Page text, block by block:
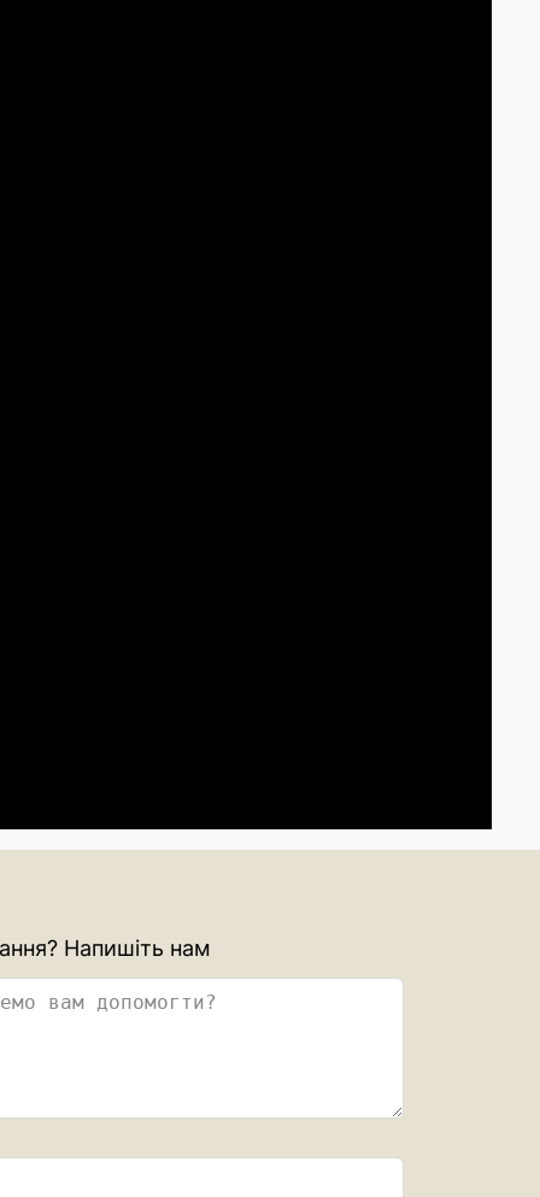
Напишіть нам